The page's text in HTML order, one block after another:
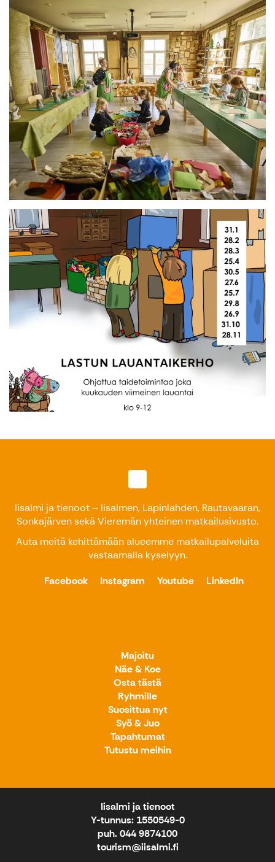
Iisalmi ja tienoot – Iisalmen, Lapinlahden, Rautavaaran,
Sonkajärven sekä Vieremän yhteinen matkailusivusto.
Auta meitä kehittämään alueemme matkailupalveluita
vastaamalla kyselyyn.
Facebook
Instagram Youtube LinkedIn
Majoitu
Näe & Koe
Osta tästä
Ryhmille
Suosittua nyt
Syö & Juo
Tapahtumat
Tutustu meihin
Iisalmi ja tienoot
Y-tunnus: 1550549-0
puh. 044 9874100
tourism@iisalmi.fi